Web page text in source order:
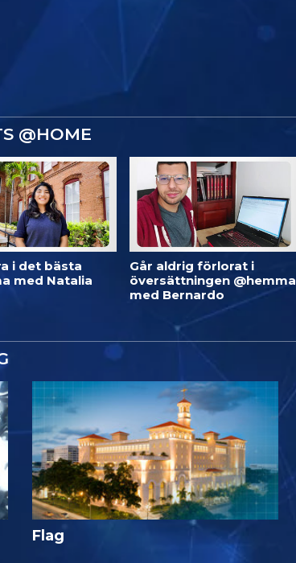
@HOME
i det bästa
med Natalia
Går aldrig förlorat i
översättningen @hemma
med Bernardo
Flag